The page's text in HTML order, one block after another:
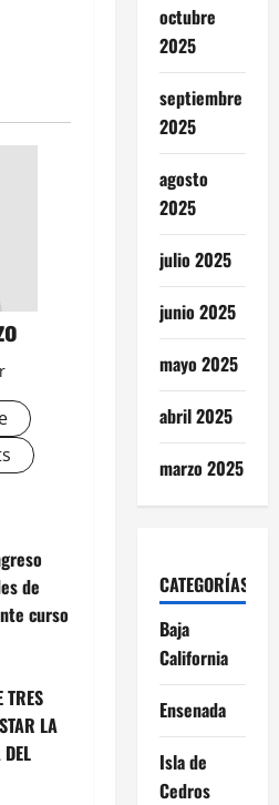
de
curso
TRES
LA
octubre
2025
septiembre
2025
agosto
2025
julio 2025
junio 2025
mayo 2025
abril 2025
marzo 2025
CATEGORÍAS
Baja
California
Ensenada
Isla de
Cedros